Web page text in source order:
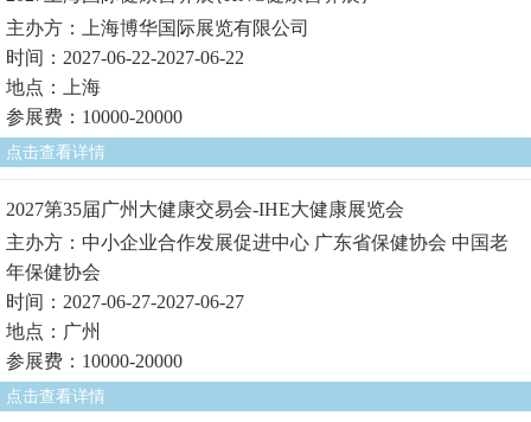
主办方：上海博华国际展览有限公司
时间：2027-06-22-2027-06-22
地点：上海
参展费：10000-20000
点击查看详情
2027第35届广州大健康交易会-IHE大健康展览会
主办方：中小企业合作发展促进中心 广东省保健协会 中国老
年保健协会
时间：2027-06-27-2027-06-27
地点：广州
参展费：10000-20000
点击查看详情